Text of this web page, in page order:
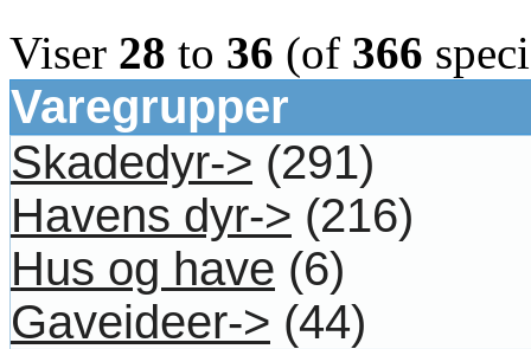
Viser 28 to 36 (of 366
Varegrupper
Skadedyr-> (291)
Havens dyr-> (216)
Hus og have (6)
Gaveideer-> (44)